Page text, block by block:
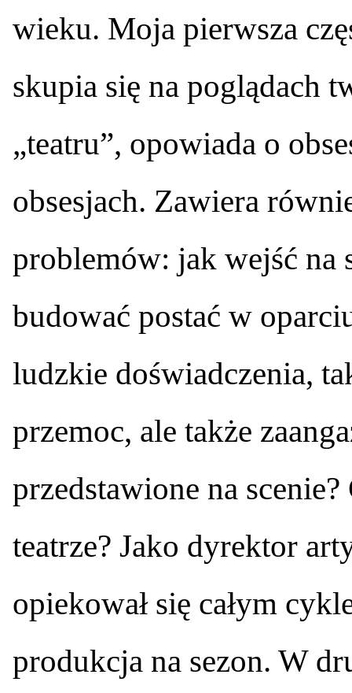
wieku. Moja pierwsza
skupia się na poglądach
„teatru”, opowiada o
obsesjach. Zawiera
problemów: jak wejść na
budować postać w
ludzkie doświadczenia,
przemoc, ale także
przedstawione na
teatrze? Jako dyrektor
opiekował się całym
produkcja na sezon. W